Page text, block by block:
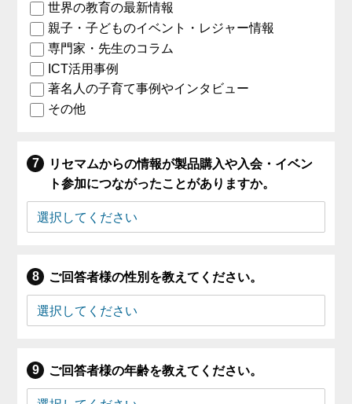
世界の教育の最新情報
親子・子どものイベント・レジャー情報
専門家・先生のコラム
ICT活用事例
著名人の子育て事例やインタビュー
その他
リセマムからの情報が製品購入や入会・イベン
ト参加につながったことがありますか。
ご回答者様の性別を教えてください。
ご回答者様の年齢を教えてください。